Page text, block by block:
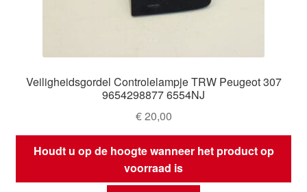
Veiligheidsgordel Controlelampje TRW Peugeot 307
9654298877 6554NJ
€20,00
Houdt u op de hoogte wanneer het product op
voorraad is